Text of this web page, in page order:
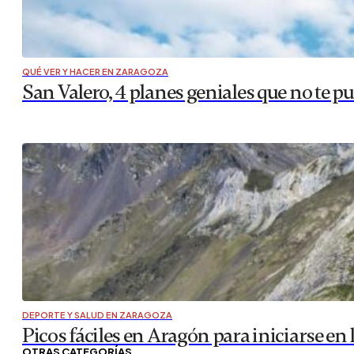
QUÉ VER Y HACER EN ZARAGOZA
San Valero, 4 planes geniales que no te
DEPORTE Y SALUD EN ZARAGOZA
Picos fáciles en Aragón para iniciarse